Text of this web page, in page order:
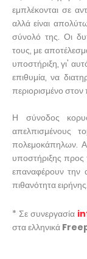
εμπλέκονται σε
αλλά είναι
σύνολό της. Οι
τους, με
υποστήριξη, γι'
επιθυμία, να
περιορισμένο στον
Η σύνοδος
απελπισμένους
πολεμοκάπηλων.
υποστήριξης προς
επαναφέρουν την
πιθανότητα ειρήνης.
* Σε συνεργασία
στα ελληνικά